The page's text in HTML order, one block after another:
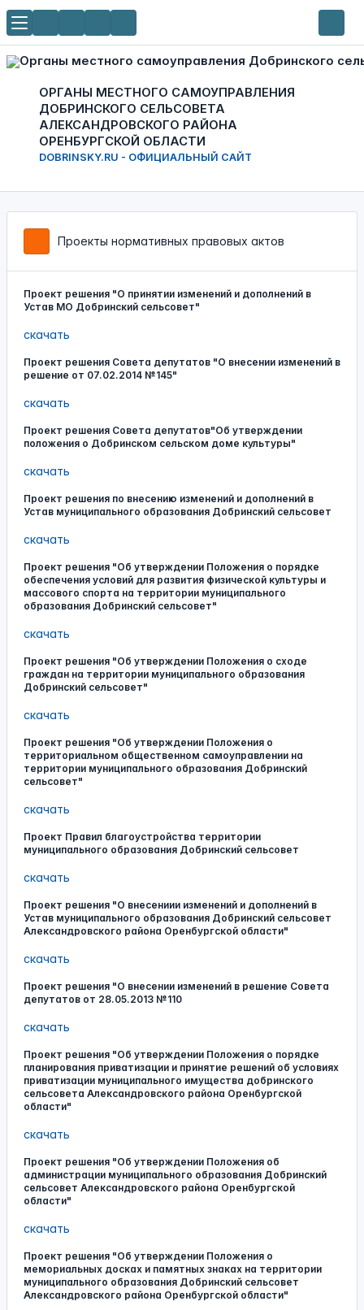
ОРГАНЫ МЕСТНОГО САМОУПРАВЛЕНИЯ
ДОБРИНСКОГО СЕЛЬСОВЕТА
АЛЕКСАНДРОВСКОГО РАЙОНА
ОРЕНБУРГСКОЙ ОБЛАСТИ
DOBRINSKY.RU - ОФИЦИАЛЬНЫЙ САЙТ
Проекты нормативных правовых актов
Проект решения "О принятии изменений и дополнений в
Устав МО Добринский сельсовет"
скачать
Проект решения Совета депутатов "О внесении изменений в
решение от 07.02.2014 №145"
скачать
Проект решения Совета депутатов"Об утверждении
положения о Добринском сельском доме культуры"
скачать
Проект решения по внесению изменений и дополнений в
Устав муниципального образования Добринский сельсовет
скачать
Проект решения "Об утверждении Положения о порядке
обеспечения условий для развития физической культуры и
массового спорта на территории муниципального
образования Добринский сельсовет"
скачать
Проект решения "Об утверждении Положения о сходе
граждан на территории муниципального образования
Добринский сельсовет"
скачать
Проект решения "Об утверждении Положения о
территориальном общественном самоуправлении на
территории муниципального образования Добринский
сельсовет"
скачать
Проект Правил благоустройства территории
муниципального образования Добринский сельсовет
скачать
Проект решения "О внесениии изменений и дополнений в
Устав муниципального образования Добринский сельсовет
Александровского района Оренбургской области"
скачать
Проект решения "О внесении изменений в решение Совета
депутатов от 28.05.2013 №110
скачать
Проект решения "Об утверждении Положения о порядке
планирования приватизации и принятие решений об условиях
приватизации муниципального имущества добринского
сельсовета Александровского района Оренбургской
области"
скачать
Проект решения "Об утверждении Положения об
администрации муниципального образования Добринский
сельсовет Александровского района Оренбургской
области"
скачать
Проект решения "Об утверждении Положения о
мемориальных досках и памятных знаках на территории
муниципального образования Добринский сельсовет
Александровского района Оренбургской области"